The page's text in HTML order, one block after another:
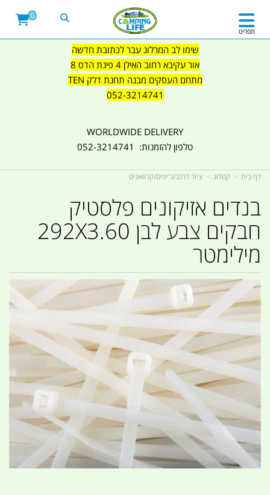
שימו לב המרלוג עבר לכתובת חדשה
אור עקיבא רחוב האילן 4 פינת הדס 8
מתחם העסקים מבנה תחנת דלק TEN
052-3214741
WORLDWIDE DELIVERY
טלפון להזמנות: 052-3214741
תפריט
0
דף בית קטלוג ציוד לרכב/ג'יפים/קרוואנים
בנדים אזיקונים פלסטיק
חבקים צבע לבן 292X3.60
מילימטר